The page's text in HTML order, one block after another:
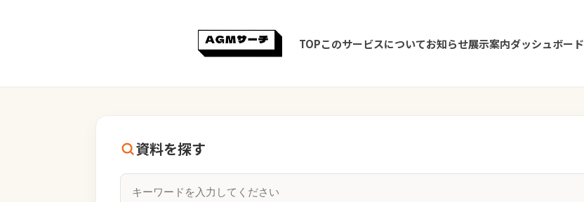
TOPこのサービスについてお知らせ展示案内ダッシュボード
資料を探す